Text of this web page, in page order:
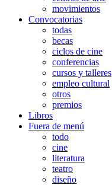
movimientos
Convocatorias
todas
becas
ciclos de cine
conferencias
cursos y talleres
empleo cultural
otros
premios
Libros
Fuera de menú
todo
cine
literatura
teatro
diseño